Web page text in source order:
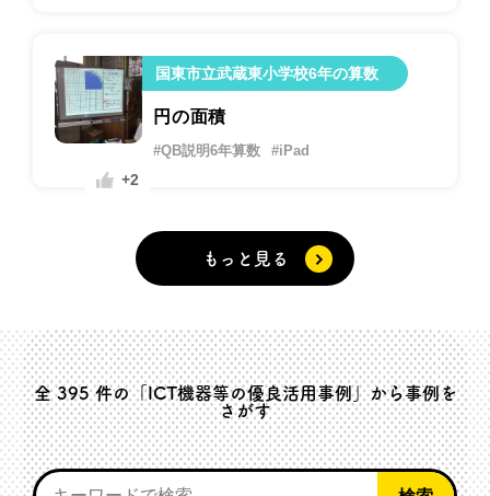
国東市立武蔵東小学校6年の算数
+2
円の面積
#QB説明6年算数 #iPad
もっと見る
全395件の「ICT機器等の優良活用事例」から事例を
さがす